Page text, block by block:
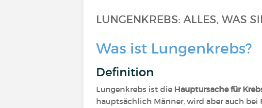
LUNGENKREBS: ALLES, WAS
Was ist Lungenkrebs?
Definition
Lungenkrebs ist die Hauptursache für
hauptsächlich Männer, wird aber auch bei